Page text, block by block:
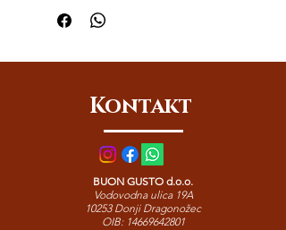
podrijetla, bogatog i profinjenog
okusa. Caseifici Granterre odlikuju se
prepoznatljivim orašastim notama
carpaccio, tjestenine ili kao elegantan
Kontakt
BUON GUSTO d.o.o.
Vodovodna ulica 19A
10253 Donji Dragonožec
OIB: 14669642801